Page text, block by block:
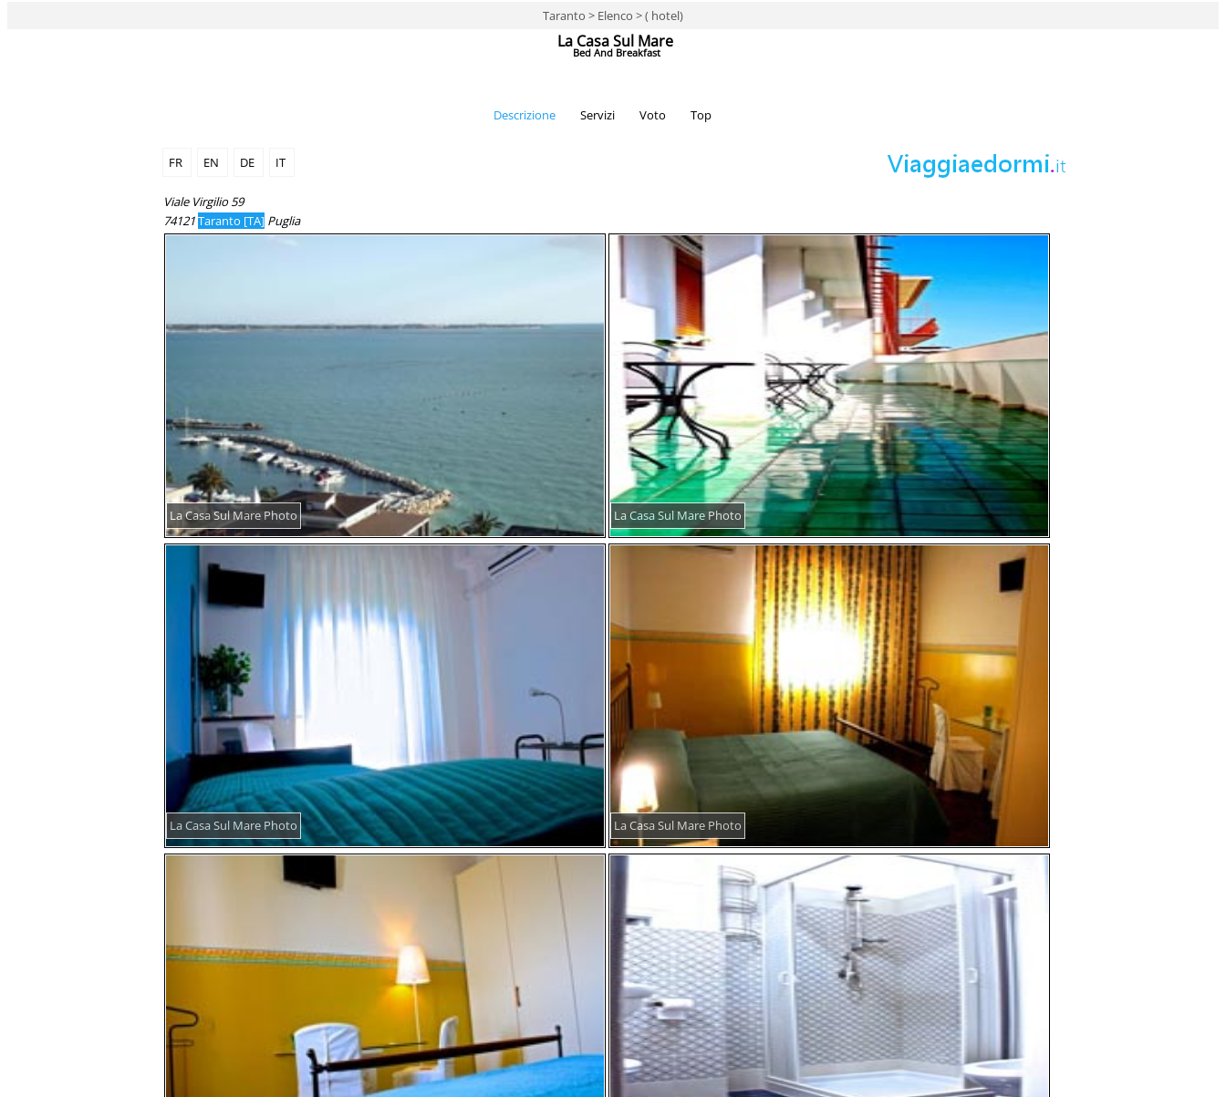
Taranto > Elenco > ( hotel)
La Casa Sul Mare
Bed And Breakfast
Descrizione Servizi Voto Top
FR EN DE IT
Viale Virgilio 59
74121Taranto [TA] Puglia
La Casa Sul Mare Photo La Casa Sul Mare Photo
La Casa Sul Mare Photo La Casa Sul Mare Photo